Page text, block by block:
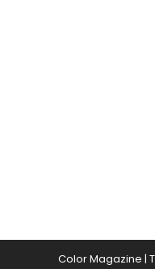
Color Magazine |